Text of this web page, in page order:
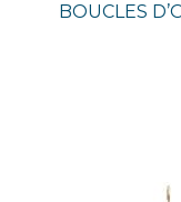
BOUCLES